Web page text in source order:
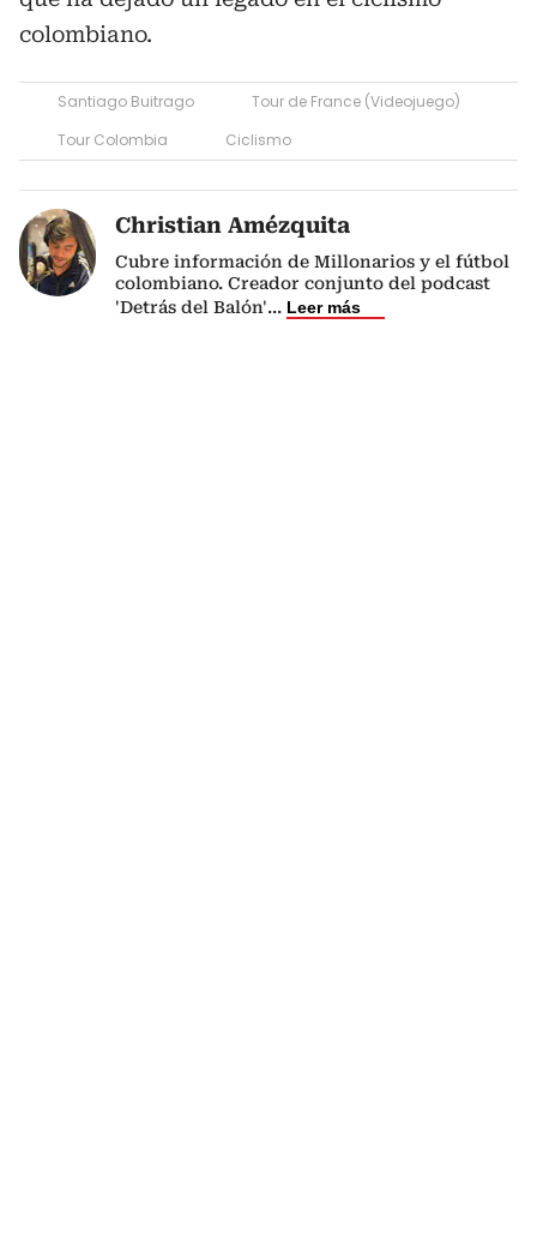
colombiano.
Santiago Buitrago
Tour de France (Videojuego)
Tour Colombia
Ciclismo
Christian Amézquita
Cubre información de Millonarios y el fútbol
colombiano. Creador conjunto del podcast
'Detrás del Balón'... Leer más